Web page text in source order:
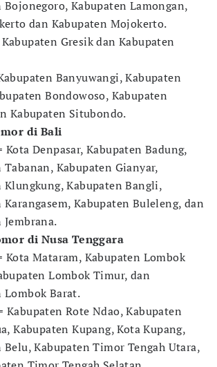
Bojonegoro, Kabupaten Lamongan,
dan Kabupaten Mojokerto.
Gresik dan Kabupaten
Banyuwangi, Kabupaten
Bondowoso, Kabupaten
Kabupaten Situbondo.
di Bali
Kota Denpasar, Kabupaten Badung,
Tabanan, Kabupaten Gianyar,
Klungkung, Kabupaten Bangli,
Karangasem, Kabupaten Buleleng, dan
di Nusa Tenggara
Kota Mataram, Kabupaten Lombok
Lombok Timur, dan
Lombok Barat.
Kabupaten Rote Ndao, Kabupaten
Kabupaten Kupang, Kota Kupang,
Belu, Kabupaten Timor Tengah Utara,